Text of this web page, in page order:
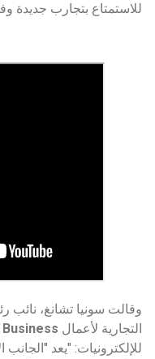
للاستمتاع بتجارب جديدة
وقالت سونيا تشانغ،
التجارية لأعمال
للإلكترونيات: "يعد